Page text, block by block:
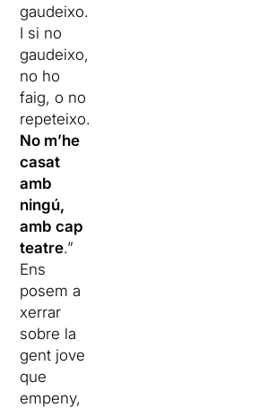
gaudeixo.
I si no
gaudeixo,
no ho
faig, o no
repeteixo.
No m’he
casat
amb
ningú,
amb cap
teatre.”
Ens
posem a
xerrar
sobre la
gent jove
que
empeny,